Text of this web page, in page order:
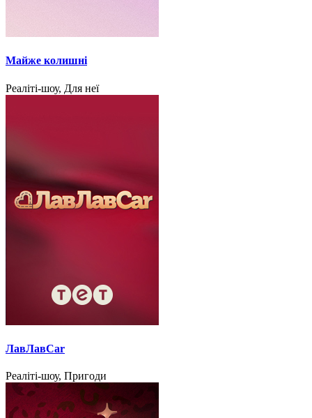
Майже колишні
Реаліті-шоу, Для неї
ЛавЛавCar
Реаліті-шоу, Пригоди